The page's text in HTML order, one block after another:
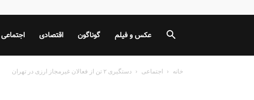
اجتماعی اقتصادی گوناگون عکس و فیلم
خانه اجتماعی دستگیری ۲ تن از فعالان غیرمجاز ارزی در تهران